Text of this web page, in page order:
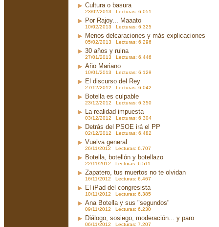
Cultura o basura
23/02/2013 Lecturas: 6.051
Por Rajoy... Maaato
10/02/2013 Lecturas: 6.325
Menos delcaraciones y más explicaciones
05/02/2013 Lecturas: 6.296
30 años y ruina
27/01/2013 Lecturas: 6.446
Año Mariano
10/01/2013 Lecturas: 6.129
El discurso del Rey
27/12/2012 Lecturas: 6.042
Botella es culpable
23/12/2012 Lecturas: 6.350
La realidad impuesta
03/12/2012 Lecturas: 6.304
Detrás del PSOE irá el PP
02/12/2012 Lecturas: 6.482
Vuelva general
26/11/2012 Lecturas: 6.707
Botella, botellón y botellazo
22/11/2012 Lecturas: 6.511
Zapatero, tus muertos no te olvidan
16/11/2012 Lecturas: 6.467
El iPad del congresista
10/11/2012 Lecturas: 6.385
Ana Botella y sus "segundos"
09/11/2012 Lecturas: 6.230
Diálogo, sosiego, moderación... y paro
06/11/2012 Lecturas: 7.207